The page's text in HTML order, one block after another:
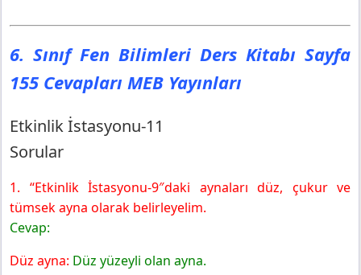
6. Sınıf Fen Bilimleri Ders Kitabı Sayfa
155 Cevapları MEB Yayınları
Etkinlik İstasyonu-11
Sorular
1. “Etkinlik İstasyonu-9″daki aynaları düz, çukur ve
tümsek ayna olarak belirleyelim.
Cevap:
Düz ayna: Düz yüzeyli olan ayna.